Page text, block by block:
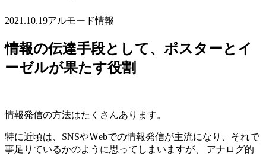
2021.10.19アルモード情報
情報の伝達手段として、ポスターとイ
ーゼルが果たす役割
情報発信の方法はたくさんあります。
特に近頃は、SNSやＷebでの情報発信が主流になり、それで
事足りているかのように思ってしまいますが、 アナログ的